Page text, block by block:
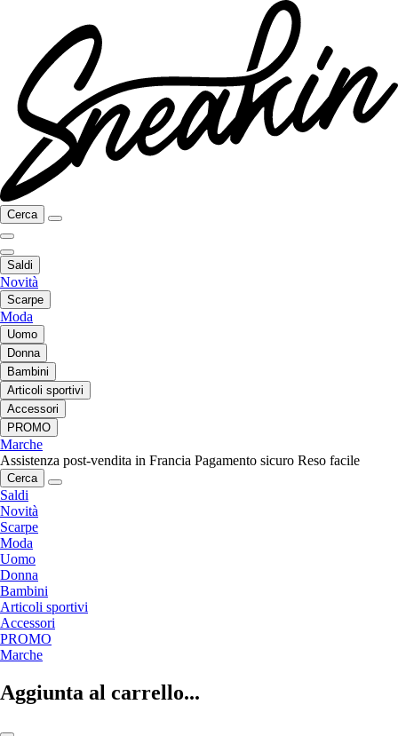
Cerca
Saldi
Novità
Scarpe
Moda
Uomo
Donna
Bambini
Articoli sportivi
Accessori
PROMO
Marche
Assistenza post-vendita in Francia Pagamento sicuro Reso facile
Cerca
Saldi
Novità
Scarpe
Moda
Uomo
Donna
Bambini
Articoli sportivi
Accessori
PROMO
Marche
Aggiunta al carrello...